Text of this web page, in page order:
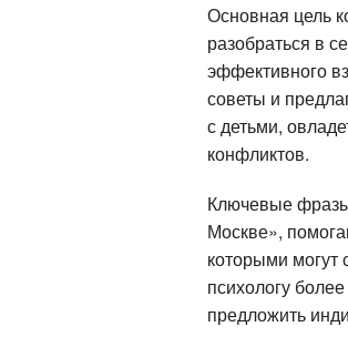
Основная цель
разобраться в
эффективного
советы и
с детьми,
конфликтов.
Ключевые
Москве»,
которыми могут
психологу
предложить